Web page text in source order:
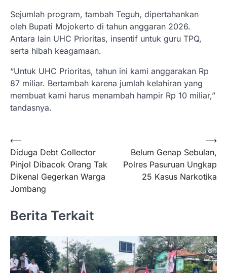
Sejumlah program, tambah Teguh, dipertahankan
oleh Bupati Mojokerto di tahun anggaran 2026.
Antara lain UHC Prioritas, insentif untuk guru TPQ,
serta hibah keagamaan.
“Untuk UHC Prioritas, tahun ini kami anggarakan Rp
87 miliar. Bertambah karena jumlah kelahiran yang
membuat kami harus menambah hampir Rp 10 miliar,”
tandasnya.
Navigasi
pos
⟵
Diduga Debt Collector
Pinjol Dibacok Orang Tak
Dikenal Gegerkan Warga
Jombang
Belum Genap Sebulan,
Polres Pasuruan Ungkap
25 Kasus Narkotika
⟶
Berita Terkait